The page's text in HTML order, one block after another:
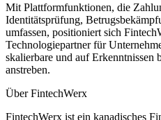
Mit Plattformfunktionen, die
Identitätsprüfung,
umfassen, positioniert sich
Technologiepartner für
skalierbare und auf Erkenntnissen
anstreben.
Über FintechWerx
FintechWerx ist ein kanadisches